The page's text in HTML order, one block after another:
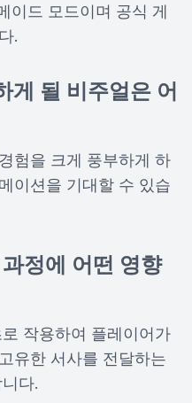
이드 모드이며 공식 게
.
게 될 비주얼은 어
험을 크게 풍부하게 하
이션을 기대할 수 있습
정에 어떤 영향
작용하여 플레이어가
유한 서사를 전달하는
다.